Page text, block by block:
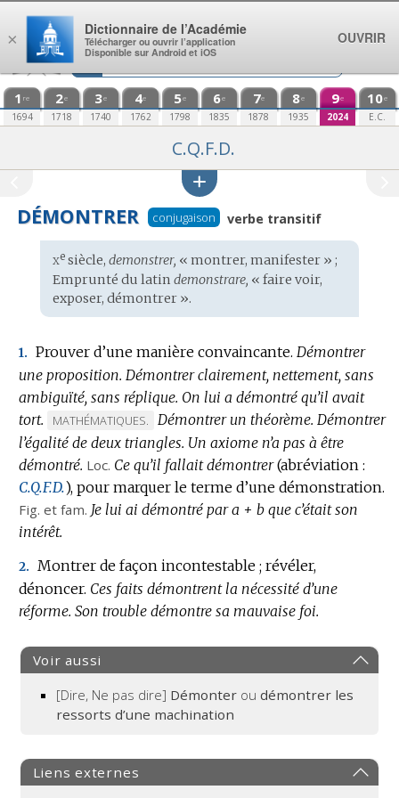
Aller au contenu
1 re
1694
2e
1718
3e
1740
4e
1762
5e
1798
6e
1835
7e
1878
8e
1935
9e
2024
10e
E.C.
C.Q.F.D.
DÉMONTRER conjugaison verbe transitif
Étymologie
:
xesiècle, demonstrer, « montrer, manifester » ;
Emprunté du latin demonstrare, « faire voir,
exposer, démontrer ».
1. Prouver d’une manière convaincante. Démontrer
une proposition. Démontrer clairement, nettement, sans
ambiguïté, sans réplique. On lui a démontré qu’il avait
tort.
MARQUE
DE
DOMAINE
:
MATHÉMATIQUES. Démontrer un théorème. Démontrer
l’égalité de deux triangles. Un axiome n’a pas à être
démontré. Loc. Ce qu’il fallait démontrer(abréviation :
C.Q.F.D.), pour marquer le terme d’une démonstration.
Fig. et fam. Je lui ai démontré par a + b que c’était son
intérêt.
2. Montrer de façon incontestable ; révéler,
dénoncer. Ces faits démontrent la nécessité d’une
réforme. Son trouble démontre sa mauvaise foi.
Voir aussi
[Dire, Ne pas dire] Démonter ou démontrer les
ressorts d’une machination
Liens externes
×
Dictionnaire de l’Académie
Télécharger ou ouvrir l’application
Disponible sur Android et iOS
OUVRIR